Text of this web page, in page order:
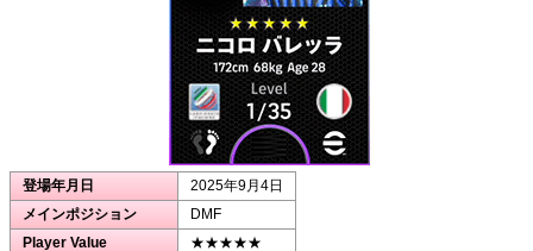
登場年月日
2025年9月4日
メインポジション
DMF
Player Value
★★★★★